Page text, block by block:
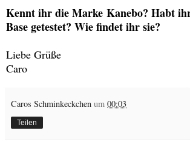
Kennt ihr die Marke Kanebo? Habt
Base getestet? Wie findet ihr sie?
Liebe Grüße
Caro
Caros Schminkeckchen um 00:03
Teilen